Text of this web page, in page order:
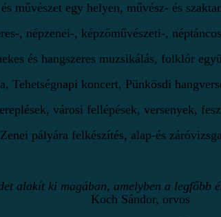
művészet egy helyen, művész- és
, népzenei-, képzőművészeti-,
és hangszeres muzsikálás, folklór
koncert, Pünkösdi
városi fellépések, versenyek,
Zenei pályára felkészítés, alap-és
alakít ki magában, amelyben a legfőbb
Koch Sándor, orvos